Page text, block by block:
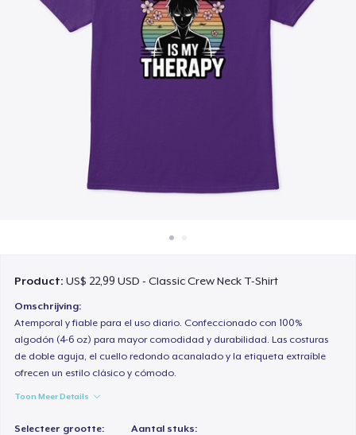
Verkoop overal
Verkoop alles
Product:US$ 22,99 USD - Classic Crew Neck T-Shirt
Omschrijving:
Atemporal y fiable para el uso diario. Confeccionado con 100%
algodón (4-6 oz) para mayor comodidad y durabilidad. Las costuras
de doble aguja, el cuello redondo acanalado y la etiqueta extraíble
ofrecen un estilo clásico y cómodo.
Toon Meer Details
Selecteer grootte: Aantal stuks: